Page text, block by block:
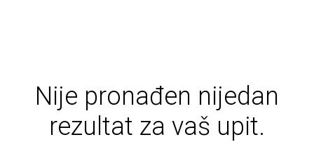
Nije pronađen nijedan
rezultat za vaš upit.